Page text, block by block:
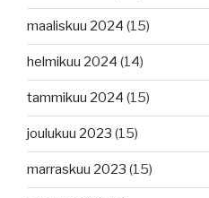
maaliskuu 2024 (15)
helmikuu 2024 (14)
tammikuu 2024 (15)
joulukuu 2023 (15)
marraskuu 2023 (15)